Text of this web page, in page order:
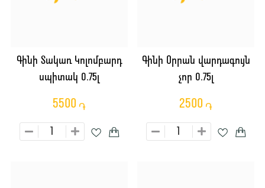
Գինի Տակառ Կոլոմբարդ
սպիտակ 0.75լ
5500 ֏
Գինի Օրրան վարդագույն
չոր 0.75լ
2500 ֏